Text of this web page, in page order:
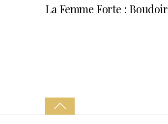
La Femme Forte : Boudoir